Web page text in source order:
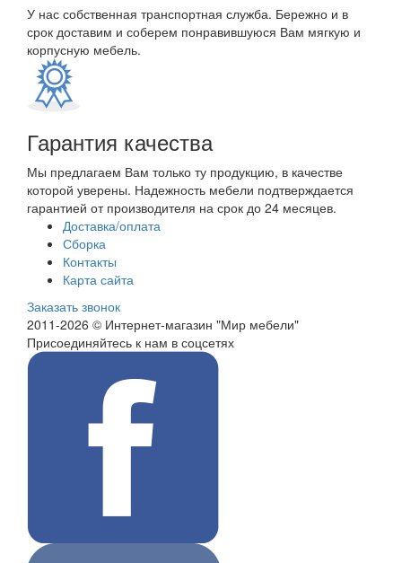
У нас собственная транспортная служба. Бережно и в
срок доставим и соберем понравившуюся Вам мягкую и
корпусную мебель.
Гарантия качества
Мы предлагаем Вам только ту продукцию, в качестве
которой уверены. Надежность мебели подтверждается
гарантией от производителя на срок до 24 месяцев.
Доставка/оплата
Сборка
Контакты
Карта сайта
Заказать звонок
2011-2026 © Интернет-магазин "Мир мебели"
Присоединяйтесь к нам в соцсетях